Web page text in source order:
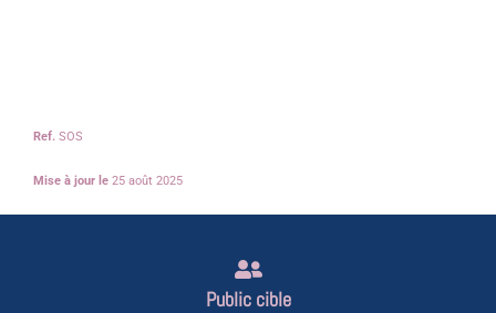
Ref. SOS
Mise à jour le 25 août 2025
Public cible